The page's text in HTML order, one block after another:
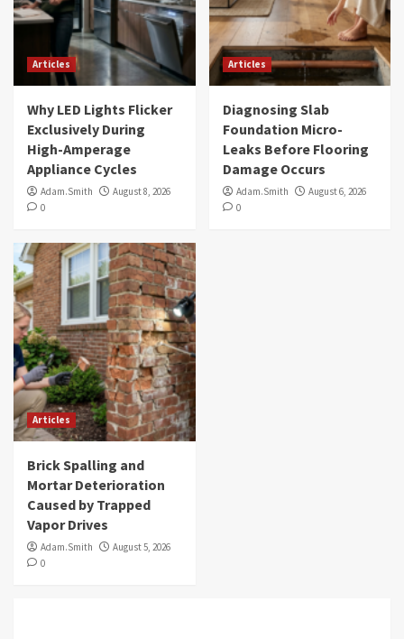
Articles
Why LED Lights Flicker
Exclusively During
High-Amperage
Appliance Cycles
Adam.Smith
August 8, 2026
0
Articles
Diagnosing Slab
Foundation Micro-
Leaks Before Flooring
Damage Occurs
Adam.Smith
August 6, 2026
0
Articles
Brick Spalling and
Mortar Deterioration
Caused by Trapped
Vapor Drives
Adam.Smith
August 5, 2026
0